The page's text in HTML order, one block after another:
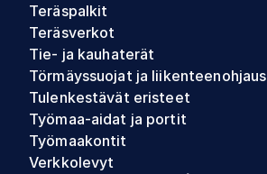
Teräspalkit
Teräsverkot
Tie- ja kauhaterät
Törmäyssuojat ja liikenteenohjaus
Tulenkestävät eristeet
Työmaa-aidat ja portit
Työmaakontit
Verkkolevyt